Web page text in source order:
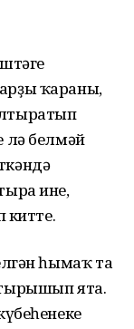
ҡараны,
лә белмәй
ине,
китте.
һымаҡ та
ята.